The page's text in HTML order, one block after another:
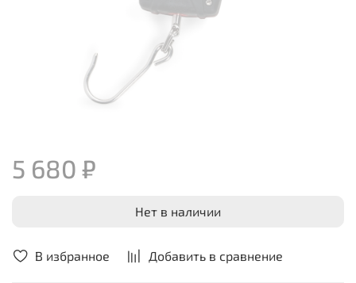
В избранное Добавить в сравнение
5 680 ₽
Нет в наличии